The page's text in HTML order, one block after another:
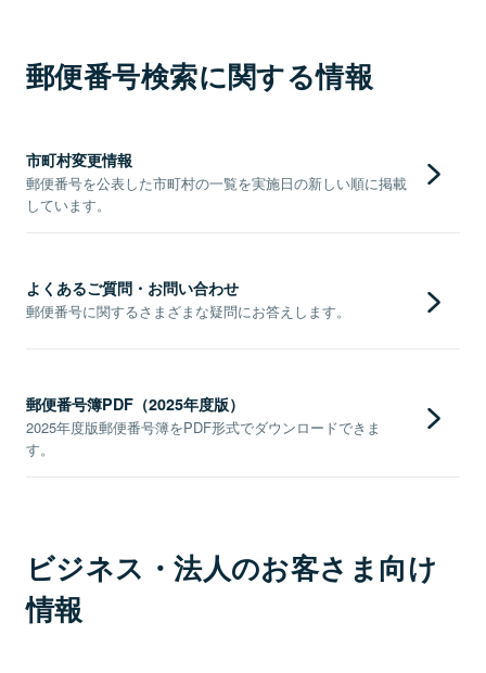
郵便番号検索に関する情報
市町村変更情報
郵便番号を公表した市町村の一覧を実施日の新しい順に掲載
しています。
よくあるご質問・お問い合わせ
郵便番号に関するさまざまな疑問にお答えします。
郵便番号簿PDF（2025年度版）
2025年度版郵便番号簿をPDF形式でダウンロードできま
す。
ビジネス・法人のお客さま向け
情報